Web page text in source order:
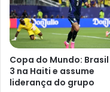
Copa do Mundo:
3 na Haiti e assume
liderança do grupo